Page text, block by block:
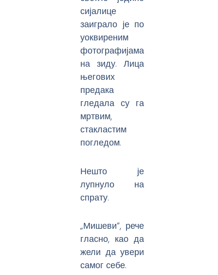
сијалице
заиграло је по
уоквиреним
фотографијама
на зиду. Лица
његових
предака
гледала су га
мртвим,
стакластим
погледом.
Нешто је
лупнуло на
спрату.
„Мишеви“, рече
гласно, као да
жели да увери
самог себе.